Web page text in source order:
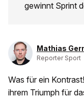
gewinnt Sprint
Mathias
Reporter Sport
Was für ein
ihrem Triumph für